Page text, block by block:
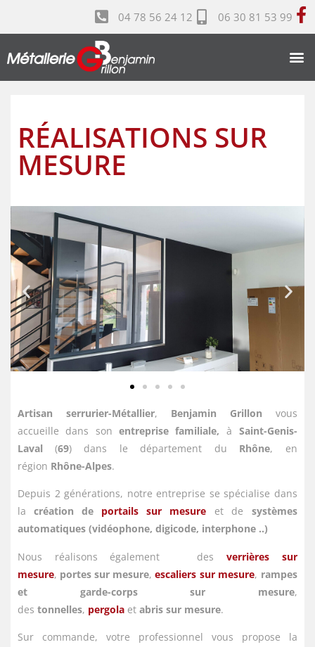
04 78 56 24 12 06 30 81 53 99
RÉALISATIONS SUR
MESURE
Artisan serrurier-Métallier, Benjamin Grillon
vous
accueille dans son entreprise familiale, à Saint-Genis-
Laval (69) dans le département du Rhône, en
région Rhône-Alpes.
Depuis 2 générations, notre entreprise se spécialise dans
la création de portails sur mesure et de systèmes
automatiques (vidéophone, digicode, interphone ..)
Nous réalisons également des
verrières sur
mesure, portes sur mesure, escaliers sur mesure, rampes
et garde-corps sur mesure,
des tonnelles, pergola et abris sur mesure.
Sur commande, votre professionnel vous propose la